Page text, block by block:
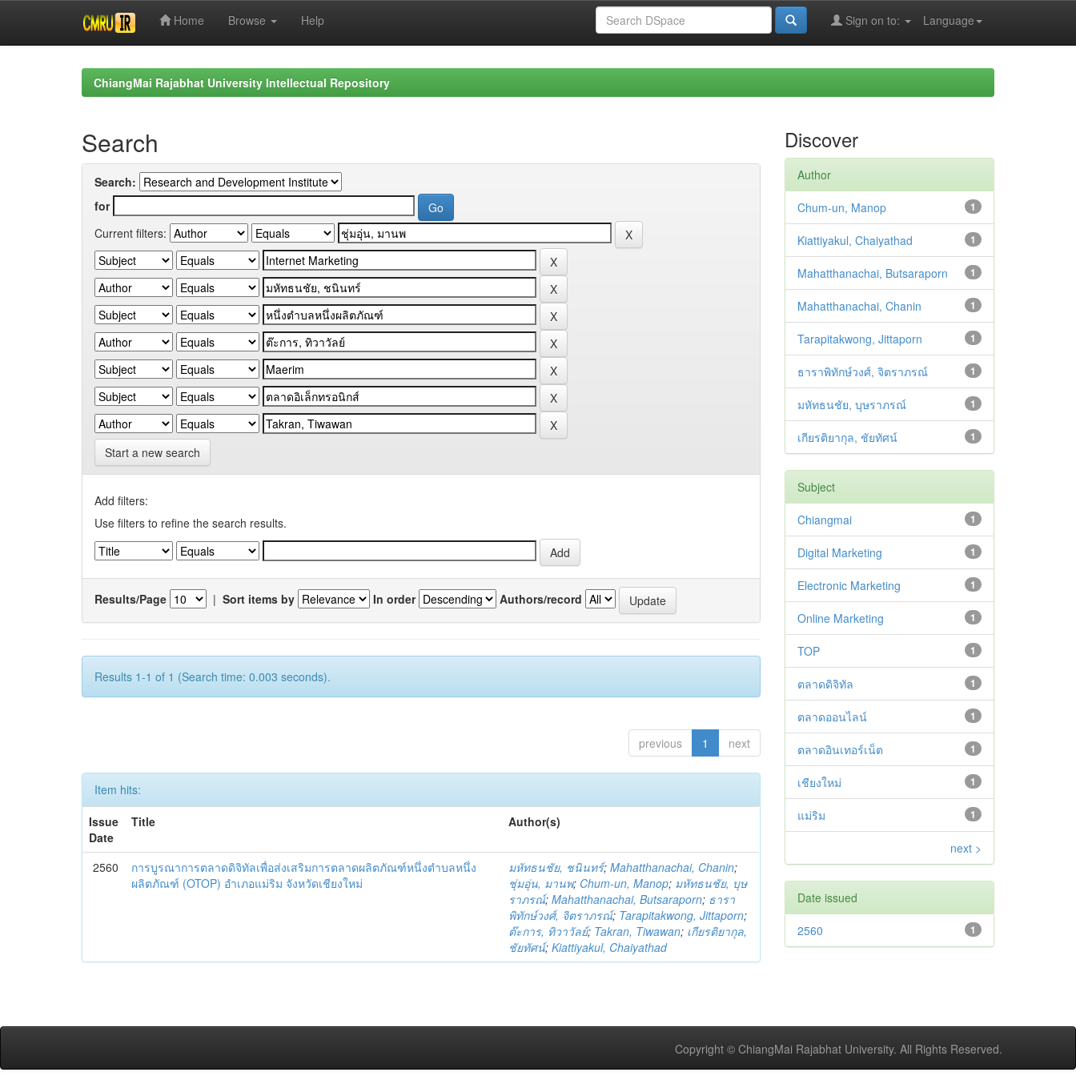
Home Browse Help Language
Sign on to:
ChiangMai Rajabhat University Intellectual Repository
Search
Search:
for
Current filters:
Start a new search
Add filters:
Use filters to refine the search results.
Results/Page | Sort items by In order Authors/record
Results 1-1 of 1 (Search time: 0.003 seconds).
previous 1 next
Item hits:
Issue
Date
Title Author(s)
2560
การบูรณาการตลาดดิจิทัลเพื่อส่งเสริมการตลาดผลิตภัณฑ์หนึ่งตำบลหนึ่ง
ผลิตภัณฑ์ (OTOP) อำเภอแม่ริม จังหวัดเชียงใหม่
มหัทธนชัย, ชนินทร์;Mahatthanachai, Chanin;
ชุ่มอุ่น, มานพ; Chum-un, Manop; มหัทธนชัย, บุษ
ราภรณ์;Mahatthanachai, Butsaraporn; ธารา
พิทักษ์วงศ์, จิตราภรณ์; Tarapitakwong, Jittaporn;
ต๊ะการ, ทิวาวัลย์; Takran, Tiwawan; เกียรติยากุล,
ชัยทัศน์;Kiattiyakul, Chaiyathad
Discover
Author
1
Chum-un, Manop
1
Kiattiyakul, Chaiyathad
1
Mahatthanachai, Butsaraporn
1
Mahatthanachai, Chanin
1
Tarapitakwong, Jittaporn
1
ธาราพิทักษ์วงศ์, จิตราภรณ์
1
มหัทธนชัย, บุษราภรณ์
1
เกียรติยากุล, ชัยทัศน์
Subject
1
Chiangmai
1
Digital Marketing
1
Electronic Marketing
1
Online Marketing
1
TOP
1
ตลาดดิจิทัล
1
ตลาดออนไลน์
1
ตลาดอินเทอร์เน็ต
1
เชียงใหม่
1
แม่ริม
next >
Date issued
1
2560
Copyright © ChiangMai Rajabhat University. All Rights Reserved.